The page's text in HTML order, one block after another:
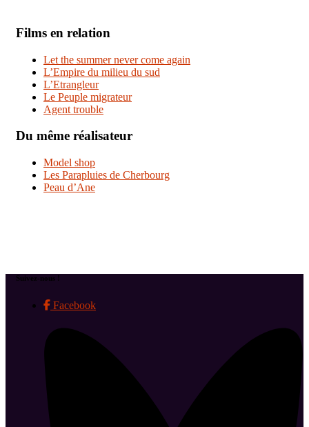
Films en relation
Let the summer never come again
L’Empire du milieu du sud
L’Etrangleur
Le Peuple migrateur
Agent trouble
Du même réalisateur
Model shop
Les Parapluies de Cherbourg
Peau d’Ane
Suivez-nous !
Facebook